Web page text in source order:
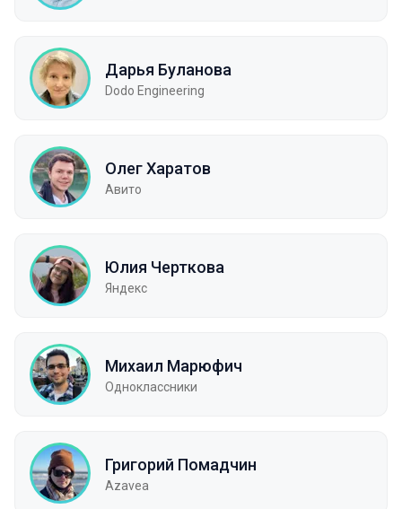
Дарья Буланова
Dodo Engineering
Олег Харатов
Авито
Юлия Черткова
Яндекс
Михаил Марюфич
Одноклассники
Григорий Помадчин
Azavea